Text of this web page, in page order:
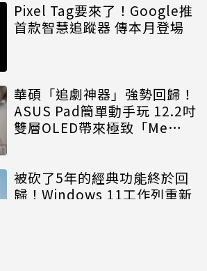
Pixel Tag要來了！Google推
首款智慧追蹤器 傳本月登場
華碩「追劇神器」強勢回歸！
ASUS Pad簡單動手玩 12.2吋
雙層OLED帶來極致「Me
被砍了5年的經典功能終於回
歸！Windows 11工作列重新